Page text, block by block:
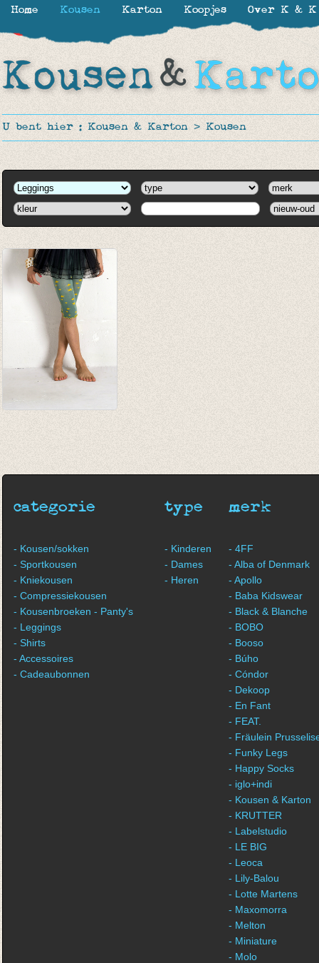
U bent hier : Kousen & Karton > Kousen
categorie
- Kousen/sokken
- Sportkousen
- Kniekousen
- Compressiekousen
- Kousenbroeken - Panty's
- Leggings
- Shirts
- Accessoires
- Cadeaubonnen
type
- Kinderen
- Dames
- Heren
merk
- 4FF
- Alba of Denmark
- Apollo
- Baba Kidswear
- Black & Blanche
- BOBO
- Booso
- Búho
- Cóndor
- Dekoop
- En Fant
- FEAT.
- Fräulein
- Funky Legs
- Happy Socks
- iglo+indi
- Kousen & Karton
- KRUTTER
- Labelstudio
- LE BIG
- Leoca
- Lily-Balou
- Lotte Martens
- Maxomorra
- Melton
- Miniature
- Molo
Home Kousen Karton Koopjes Over K & K